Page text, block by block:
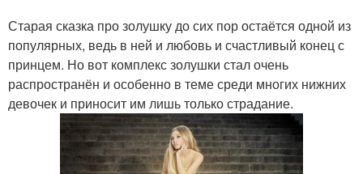
Старая сказка про золушку до сих пор остаётся одной из
популярных, ведь в ней и любовь и счастливый конец с
принцем. Но вот комплекс золушки стал очень
распространён и особенно в теме среди многих нижних
девочек и приносит им лишь только страдание.